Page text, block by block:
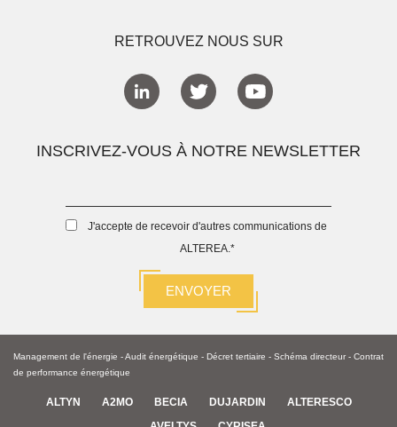
RETROUVEZ NOUS SUR
INSCRIVEZ-VOUS À NOTRE NEWSLETTER
J'accepte de recevoir d'autres communications de
ALTEREA.*
Management de l'énergie -Audit énergétique - Décret tertiaire - Schéma directeur - Contrat
de performance énergétique
ALTYN A2MO BECIA DUJARDIN
ALTERESCO